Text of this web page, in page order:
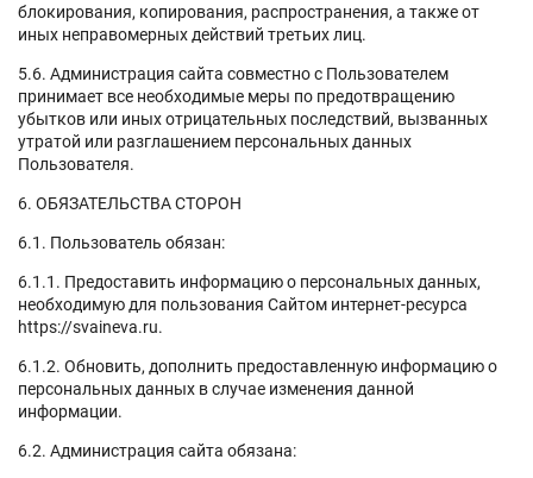
блокирования, копирования, распространения, а также от
иных неправомерных действий третьих лиц.
5.6. Администрация сайта совместно с Пользователем
принимает все необходимые меры по предотвращению
убытков или иных отрицательных последствий, вызванных
утратой или разглашением персональных данных
Пользователя.
6. ОБЯЗАТЕЛЬСТВА СТОРОН
6.1. Пользователь обязан:
6.1.1. Предоставить информацию о персональных данных,
необходимую для пользования Сайтом интернет-ресурса
https://svaineva.ru.
6.1.2. Обновить, дополнить предоставленную информацию о
персональных данных в случае изменения данной
информации.
6.2. Администрация сайта обязана: